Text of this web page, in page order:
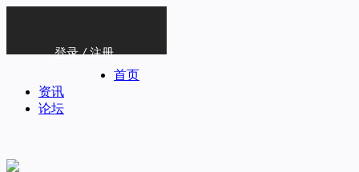
登录 / 注册
首页
资讯
论坛